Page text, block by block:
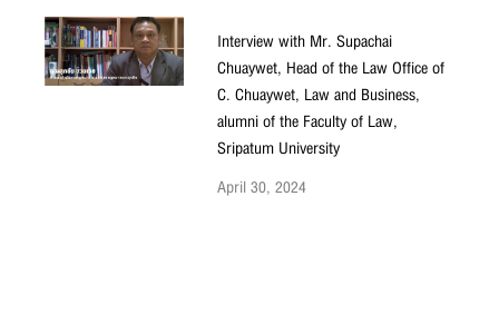
Interview with Mr. Supachai
Chuaywet, Head of the Law Office of
C. Chuaywet, Law and Business,
alumni of the Faculty of Law,
Sripatum University
April 30, 2024